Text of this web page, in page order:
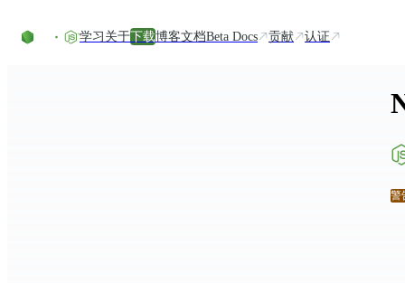
学习 关于下载博客文档Beta Docs 贡献 认证
警